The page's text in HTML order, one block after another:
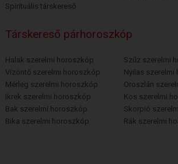
Spirituális társkereső
Társkereső párhoroszkóp
Halak szerelmi horoszkóp
Vízöntő szerelmi horoszkóp
Mérleg szerelmi horoszkóp
Ikrek szerelmi horoszkóp
Bak szerelmi horoszkóp
Bika szerelmi horoszkóp
Szűz szerelmi
Nyilas szerelmi
Oroszlán
Kos szerelmi
Skorpió
Rák szerelmi